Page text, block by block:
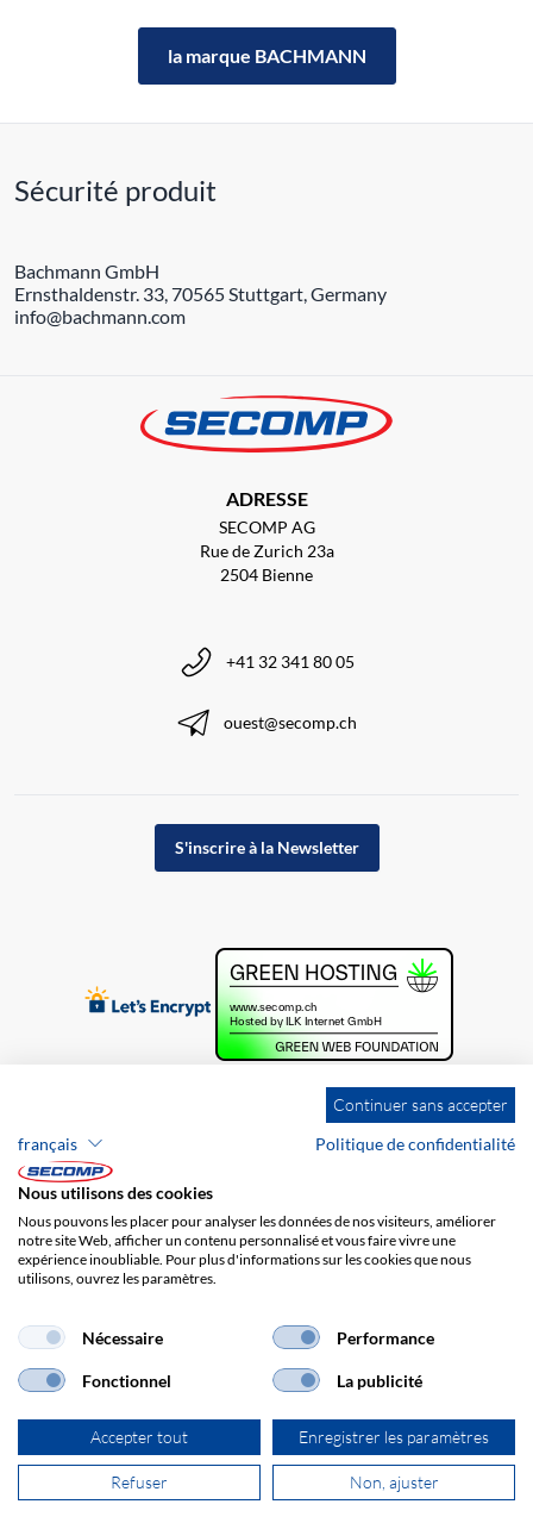
la marque BACHMANN
Sécurité produit
Bachmann GmbH
Ernsthaldenstr. 33, 70565 Stuttgart, Germany
info@bachmann.com
ADRESSE
SECOMP AG
Rue de Zurich 23a
2504 Bienne
+41 32 341 80 05
ouest@secomp.ch
S'inscrire à la Newsletter
Brands
Protection des données
Frais de port
© 2026 SECOMP AG. Tous les droits sont réservés.
powered by polynorm
Continuer sans accepter
français
Politique de confidentialité
Nous utilisons des cookies
Nous pouvons les placer pour analyser les données de nos visiteurs, améliorer
notre site Web, afficher un contenu personnalisé et vous faire vivre une
expérience inoubliable. Pour plus d'informations sur les cookies que nous
utilisons, ouvrez les paramètres.
Nécessaire Performance
Fonctionnel La publicité
Accepter tout Enregistrer les paramètres
Refuser Non, ajuster